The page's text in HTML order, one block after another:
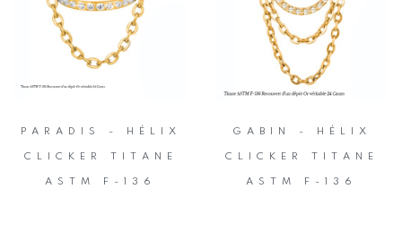
PARADIS - HÉLIX
CLICKER TITANE
ASTM F-136
GABIN - HÉLIX
CLICKER TITANE
ASTM F-136